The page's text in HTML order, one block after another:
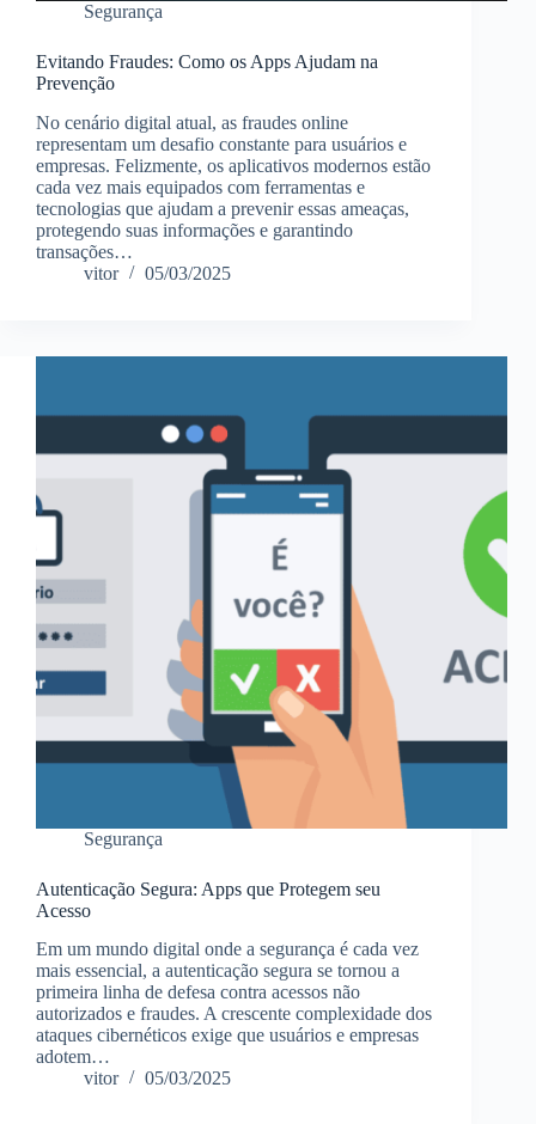
Segurança
Evitando Fraudes: Como os Apps Ajudam na
Prevenção
No cenário digital atual, as fraudes online
representam um desafio constante para usuários e
empresas. Felizmente, os aplicativos modernos estão
cada vez mais equipados com ferramentas e
tecnologias que ajudam a prevenir essas ameaças,
protegendo suas informações e garantindo
transações…
vitor
05/03/2025
Segurança
Autenticação Segura: Apps que Protegem seu
Acesso
Em um mundo digital onde a segurança é cada vez
mais essencial, a autenticação segura se tornou a
primeira linha de defesa contra acessos não
autorizados e fraudes. A crescente complexidade dos
ataques cibernéticos exige que usuários e empresas
adotem…
vitor
05/03/2025